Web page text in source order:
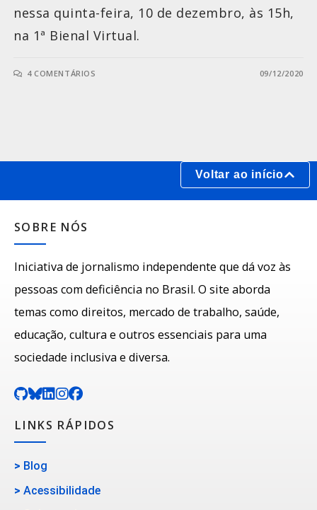
nessa quinta-feira, 10 de dezembro, às 15h,
na 1ª Bienal Virtual.
4 COMENTÁRIOS 09/12/2020
Voltar ao início
SOBRE NÓS
Iniciativa de jornalismo independente que dá voz às
pessoas com deficiência no Brasil. O site aborda
temas como direitos, mercado de trabalho, saúde,
educação, cultura e outros essenciais para uma
sociedade inclusiva e diversa.
LINKS RÁPIDOS
> Blog
> Acessibilidade